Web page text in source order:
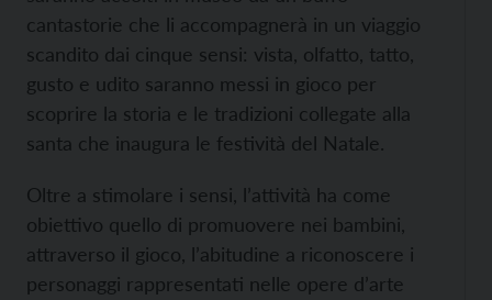
cantastorie che li accompagnerà in un viaggio
scandito dai cinque sensi: vista, olfatto, tatto,
gusto e udito saranno messi in gioco per
scoprire la storia e le tradizioni collegate alla
santa che inaugura le festività del Natale.
Oltre a stimolare i sensi, l’attività ha come
obiettivo quello di promuovere nei bambini,
attraverso il gioco, l’abitudine a riconoscere i
personaggi rappresentati nelle opere d’arte